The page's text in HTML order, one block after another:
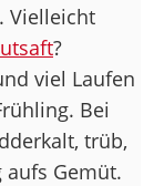
Vielleicht
?
viel Laufen
Bei
trüb,
Gemüt.